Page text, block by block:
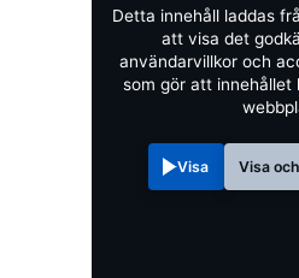
Detta innehåll laddas
att visa det
användarvillkor och
som gör att innehållet
Visa Visa